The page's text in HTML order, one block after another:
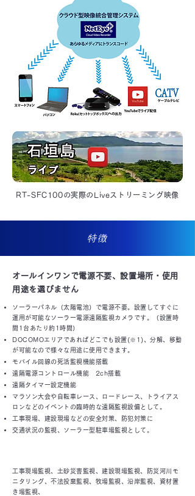
RT-SFC100の実際のLiveストリーミング映像
​特徴​​
オールインワンで電源不要、設置場所・使用
用途を選びません
ソーラーパネル（太陽電池）で電源不要。設置してすぐに
運用が可能なソーラー電源遠隔監視カメラです。（設置時
間1台あたり約1時間）
DOCOMOエリアであればどこでも設置(※1)、分解、移動
が可能なので様々な用途に使用できます。
モバイル回線の死活監視機能搭載
遠隔電源コントロール機能 2ch搭載
遠隔タイマー設定機能
マラソン大会や自転車レース、ロードレース、トライアス
ロンなどのイベントの臨時的な遠隔監視設備として。
工事現場、建設現場などの安全対策、防犯対策に
交通状況の監視、ソーラー型駐車場監視として。
工事現場監視、土砂災害監視、建設現場監視、防災河川モ
ニタリング、不法投棄監視、牧場監視、沿岸監視、資材置
き場監視、